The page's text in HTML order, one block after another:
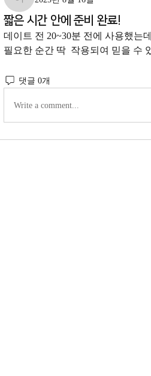
이민제
짧은 시간 안에 준비 완료!
데이트 전 20~30분 전에 사용했는
필요한 순간 딱  작용되여 믿을 수
댓글 0개
Write a comment...